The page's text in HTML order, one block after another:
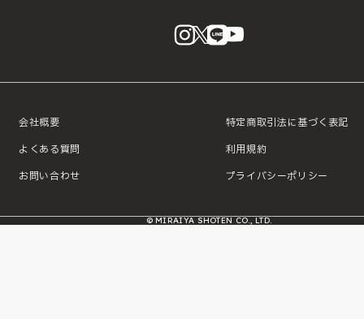
instagram
X LINE
会社概要
よくある質問
お問い合わせ
特定商取引法に基づく表記
利用規約
プライバシーポリシー
© MIRAIYA SHOTEN CO., LTD.